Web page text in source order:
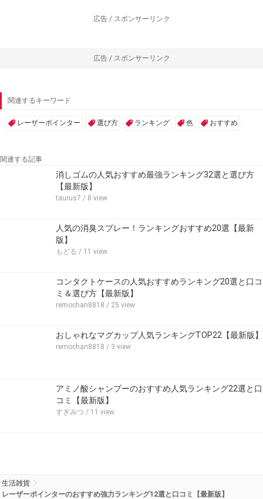
広告 / スポンサーリンク
広告 / スポンサーリンク
関連するキーワード
レーザーポインター 選び方 ランキング 色 おすすめ
関連する記事
消しゴムの人気おすすめ最強ランキング32選と選び方
【最新版】
taurus7 / 8 view
人気の消臭スプレー！ランキングおすすめ20選【最新
版】
もどる / 11 view
コンタクトケースの人気おすすめランキング20選と口コ
ミ＆選び方【最新版】
remochan8818 / 25 view
おしゃれなマグカップ人気ランキングTOP22【最新版】
remochan8818 / 3 view
アミノ酸シャンプーのおすすめ人気ランキング22選と口
コミ【最新版】
すぎみつ / 11 view
生活雑貨
レーザーポインターのおすすめ強力ランキング12選と口コミ【最新版】